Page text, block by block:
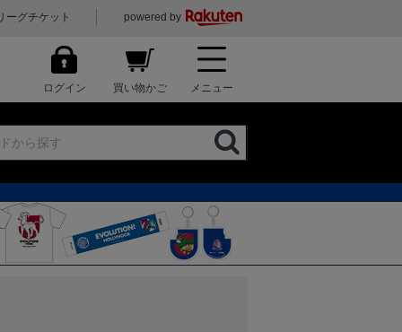
ーグチケット powered by
ログイン 買い物かご メニュー